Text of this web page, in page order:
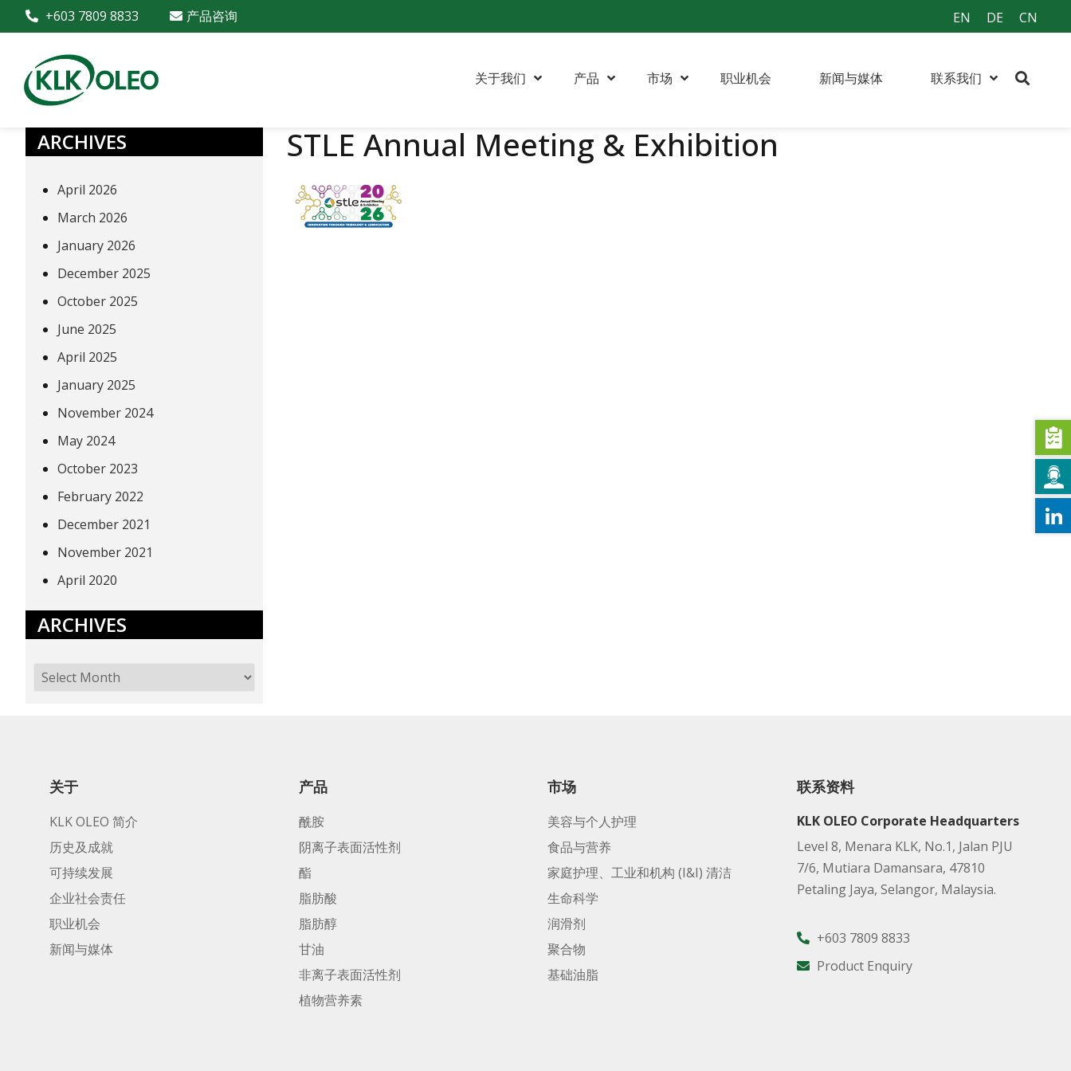
+603 7809 8833 产品咨询 EN DE CN
关于我们 产品 市场 职业机会 新闻与媒体 联系我们
STLE Annual Meeting & Exhibition
ARCHIVES
April 2026
March 2026
January 2026
December 2025
October 2025
June 2025
April 2025
January 2025
November 2024
May 2024
October 2023
February 2022
December 2021
November 2021
April 2020
ARCHIVES
关于
KLK OLEO 简介
历史及成就
可持续发展
企业社会责任
职业机会
新闻与媒体
产品
酰胺
阴离子表面活性剂
酯
脂肪酸
脂肪醇
甘油
非离子表面活性剂
植物营养素
市场
美容与个人护理
食品与营养
家庭护理、工业和机构 (I&I) 清洁
生命科学
润滑剂
聚合物
基础油脂
联系资料
KLK OLEO Corporate Headquarters
Level 8, Menara KLK, No.1, Jalan PJU
7/6, Mutiara Damansara, 47810
Petaling Jaya, Selangor, Malaysia.
+603 7809 8833
Product Enquiry